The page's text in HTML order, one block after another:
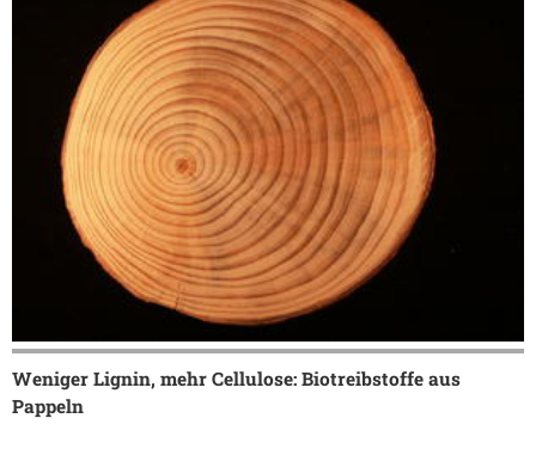
Weniger Lignin, mehr Cellulose: Biotreibstoffe aus
Pappeln